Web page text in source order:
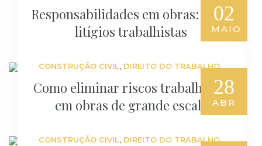
02
MAIO
Responsabilidades em obras: Evite
litígios trabalhistas
28
ABR
CONSTRUÇÃO CIVIL, DIREITO DO TRABALHO
Como eliminar riscos trabalhistas
em obras de grande escala
CONSTRUÇÃO CIVIL, DIREITO DO TRABALHO